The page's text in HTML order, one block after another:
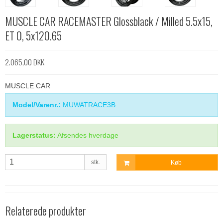
MUSCLE CAR RACEMASTER Glossblack / Milled 5.5x15,
ET 0, 5x120.65
2.065,00 DKK
MUSCLE CAR
Model/Varenr.: MUWATRACE3B
Lagerstatus: Afsendes hverdage
stk. Køb
Relaterede produkter